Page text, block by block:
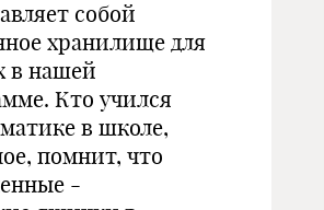
собой
хранилище для
в нашей
Кто учился
в школе,
помнит, что
-